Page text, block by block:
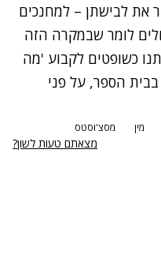
את לבישתן – למחנכים
לומר שבמקרה הזה
כשופטים לקבוע 'מה
הספר, על פני
מין מסצ'וסטס
מצאתם טעות לשון?